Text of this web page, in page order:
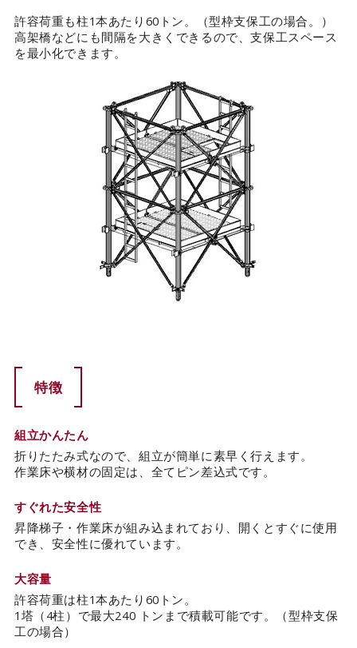
許容荷重も柱1本あたり60トン。（型枠支保工の場合。）
高架橋などにも間隔を大きくできるので、支保工スペース
を最小化できます。
特徴
組立かんたん
折りたたみ式なので、組立が簡単に素早く行えます。
作業床や横材の固定は、全てピン差込式です。
すぐれた安全性
昇降梯子・作業床が組み込まれており、開くとすぐに使用
でき、安全性に優れています。
大容量
許容荷重は柱1本あたり60トン。
1塔（4柱）で最大240 トンまで積載可能です。（型枠支保
工の場合）